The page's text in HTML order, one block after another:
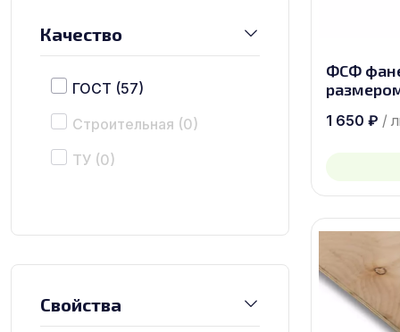
Качество
ГОСТ (57)
Строительная (0)
ТУ (0)
Свойства
ФСФ
1 650 ₽ /